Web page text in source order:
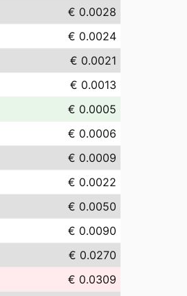
€ 0.0028
€ 0.0024
€ 0.0021
€ 0.0013
€ 0.0005
€ 0.0006
€ 0.0009
€ 0.0022
€ 0.0050
€ 0.0090
€ 0.0270
€ 0.0309